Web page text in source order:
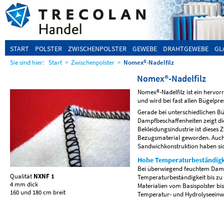
START POLSTER ZWISCHENPOLSTER GEWEBE DRAHTGEWEBE
Sie sind hier: Start > Zwischenpolster > Nomex®-Nadelfilz
Nomex®-Nadelfilz
Nomex®-Nadelfilz ist ein
und wird bei fast allen
Gerade bei unterschiedlichen
Dampfbeschaffenheiten zeigt
Bekleidungsindustrie ist dieses
Bezugsmaterial geworden.
Sandwichkonstruktion haben
Hohe
Bei überwiegend feuchtem
Temperaturbeständigkeit bis zu
Materialien vom Basispolster
Temperatur- und
Qualität NXNF 1
4 mm dick
160 und 180 cm breit